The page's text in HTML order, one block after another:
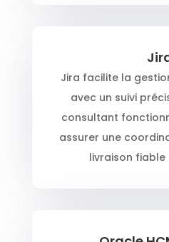
Jira facilite la
avec un suivi
consultant
assurer une
livraison fiable